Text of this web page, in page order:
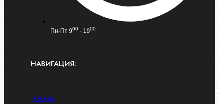
Пн-Пт 900 - 1900
НАВИГАЦИЯ:
Главная